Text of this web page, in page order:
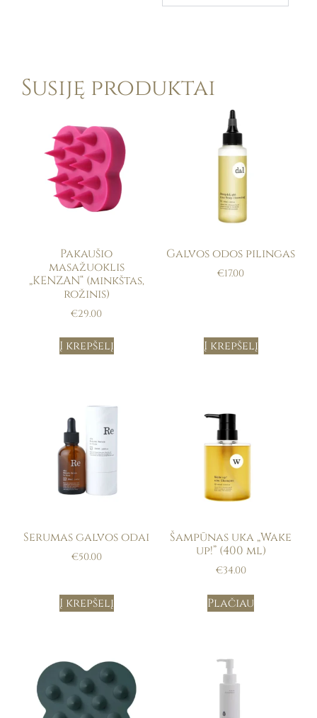
Susiję produktai
Pakaušio
masažuoklis
„KENZAN“ (minkštas,
rožinis)
€29.00
Į krepšelį
Galvos odos pilingas
€17.00
Į krepšelį
Serumas galvos odai
€50.00
Į krepšelį
Šampūnas uka „Wake
up!” (400 ml)
€34.00
Plačiau